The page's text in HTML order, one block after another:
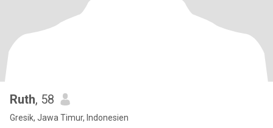
Ruth, 58
Gresik, Jawa Timur, Indonesien